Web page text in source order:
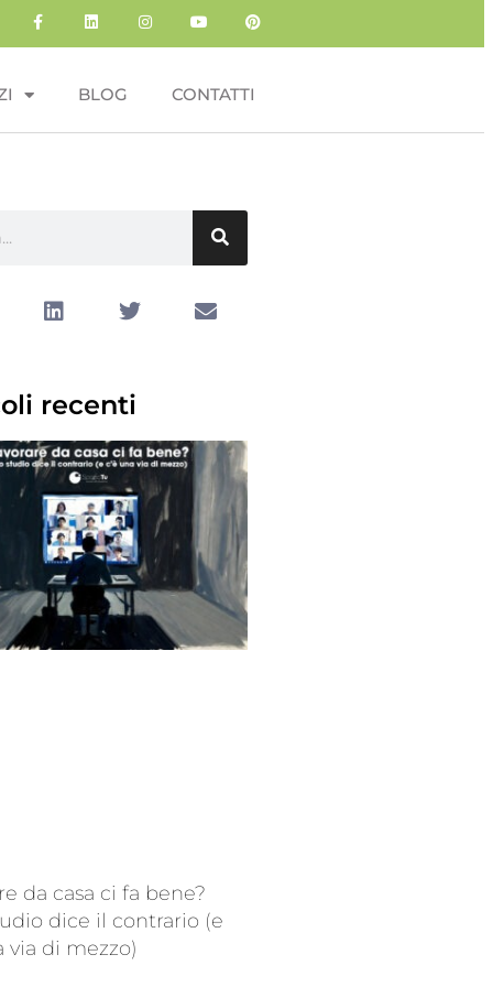
BLOG CONTATTI
recenti
da casa ci fa bene?
dice il contrario (e
via di mezzo)